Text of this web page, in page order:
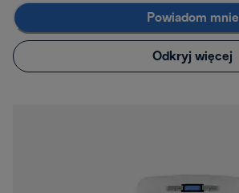
Powiadom mnie
Odkryj więcej